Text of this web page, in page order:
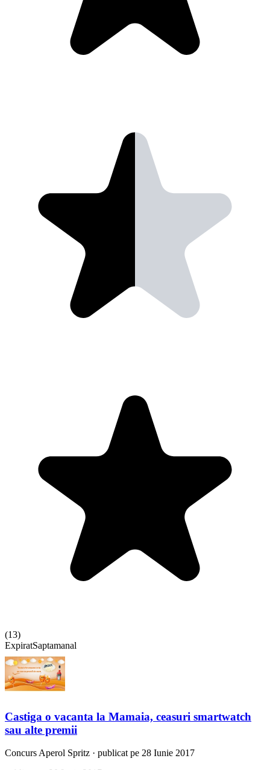
(13)
ExpiratSaptamanal
Castiga o vacanta la Mamaia, ceasuri smartwatch
sau alte premii
ConcursAperol Spritz · publicat pe 28 Iunie 2017